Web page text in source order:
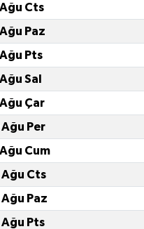
Cts
Paz
Pts
Sal
Çar
Per
Cum
Cts
Paz
Pts